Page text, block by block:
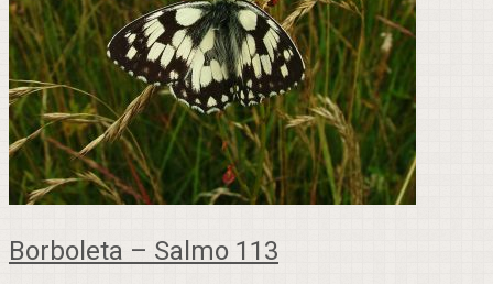
Borboleta – Salmo 113